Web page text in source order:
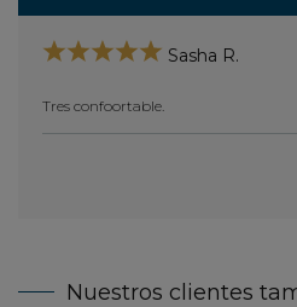
Sasha R.
Tres confoortable.
Nuestros clientes